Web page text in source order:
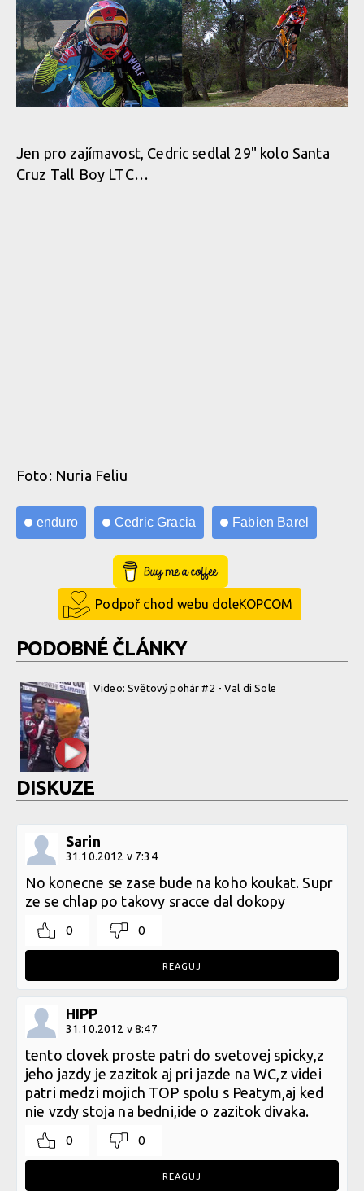
Jen pro zajímavost, Cedric sedlal 29" kolo Santa
Cruz Tall Boy LTC…
Foto: Nuria Feliu
enduro Cedric Gracia Fabien Barel
Buy Me a Coffee
Podpoř chod webu doleKOPCOM
PODOBNÉ ČLÁNKY
Video: Světový pohár #2 - Val di Sole
DISKUZE
Sarin
31.10.2012 v 7:34
No konecne se zase bude na koho koukat. Supr
ze se chlap po takovy sracce dal dokopy
0 0
REAGUJ
HIPP
31.10.2012 v 8:47
tento clovek proste patri do svetovej spicky,z
jeho jazdy je zazitok aj pri jazde na WC,z videi
patri medzi mojich TOP spolu s Peatym,aj ked
nie vzdy stoja na bedni,ide o zazitok divaka.
0 0
REAGUJ